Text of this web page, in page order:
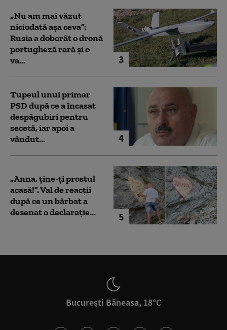
3
„Nu am mai văzut
niciodată așa ceva”:
Rusia a doborât o dronă
portugheză rară și o
va...
4
Tupeul unui primar
PSD după ce a încasat
despăgubiri pentru
secetă, iar apoi a
vândut...
5
„Anna, ţine-ţi prostul
acasă!”. Val de reacții
după ce un bărbat a
desenat o declarație...
București Băneasa, 18°C